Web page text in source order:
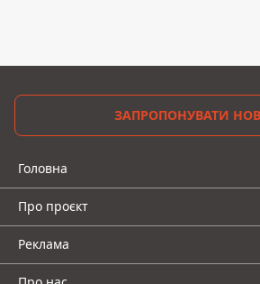
ЗАПРОПОНУВАТИ
Головна
Про проєкт
Реклама